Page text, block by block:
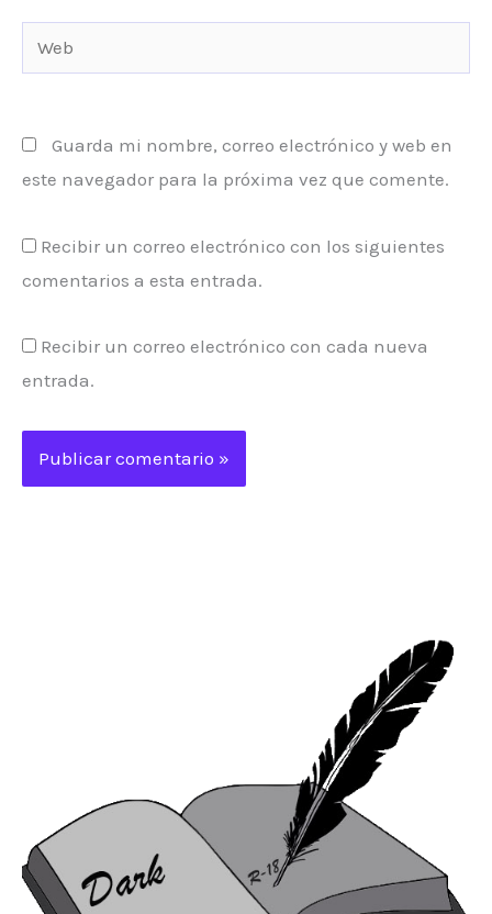
Guarda mi nombre, correo electrónico y web en
este navegador para la próxima vez que comente.
Recibir un correo electrónico con los siguientes
comentarios a esta entrada.
Recibir un correo electrónico con cada nueva
entrada.